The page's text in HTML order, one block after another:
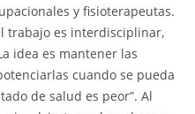
y fisioterapeutas.
trabajo es interdisciplinar,
idea es mantener las
cuando se pueda
de salud es peor”. Al